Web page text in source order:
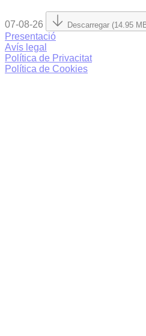
07-08-26 Descarregar (14.95
Presentació
Avís legal
Política de Privacitat
Política de Cookies